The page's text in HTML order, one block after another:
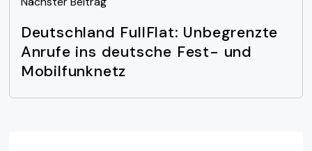
Deutschland FullFlat: Unbegrenzte
Anrufe ins deutsche Fest- und
Mobilfunknetz